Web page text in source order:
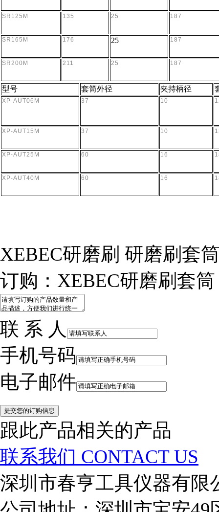
营业执照
SR125M 135 25 187
SR165M 176 25 187
SR200M 211 25 187
型号 套筒外径 夹持柄径
XP-AUT06M 37 10
XP-AUT15M 37 10
XP-AUT25M 60 16
XP-AUT40M 60 16
XEBEC研磨刷 研磨刷套
订购：XEBEC研磨刷套筒
联 系 人
手机号码
电子邮件
跟此产品相关的产品
联系我们 CONTACT US
深圳市春亨工具仪器有限